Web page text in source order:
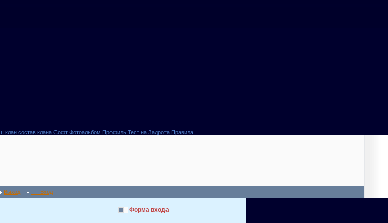
клан состав клана Софт Фотоальбом Профиль Тест на Задрота Правила
Выход Вход
Форма входа